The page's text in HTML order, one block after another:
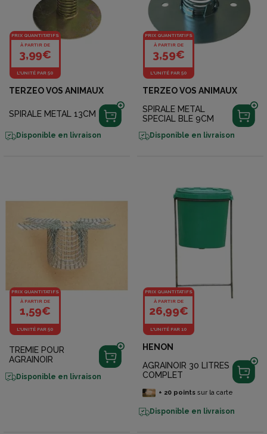
PRIX QUANTITATIFS
À PARTIR DE
3,99€
L'UNITÉ PAR 50
TERZEO VOS ANIMAUX
SPIRALE METAL 13CM
Disponible en livraison
PRIX QUANTITATIFS
À PARTIR DE
3,59€
L'UNITÉ PAR 50
TERZEO VOS ANIMAUX
SPIRALE METAL
SPECIAL BLE 9CM
Disponible en livraison
PRIX QUANTITATIFS
À PARTIR DE
1,59€
L'UNITÉ PAR 50
TREMIE POUR
AGRAINOIR
Disponible en livraison
PRIX QUANTITATIFS
À PARTIR DE
26,99€
L'UNITÉ PAR 10
HENON
AGRAINOIR 30 LITRES
COMPLET
+ 20pointssur la carte
Disponible en livraison